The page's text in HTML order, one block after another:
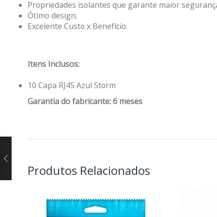
Propriedades isolantes que garante maior
Ótimo design;
Excelente Custo x Benefício.
Itens Inclusos:
10 Capa RJ45 Azul Storm
Garantia do fabricante: 6 meses
Produtos Relacionados